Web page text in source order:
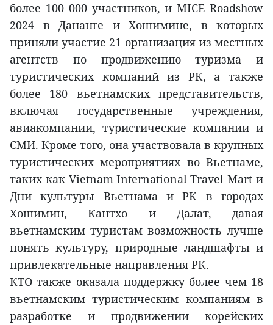
более 100 000 участников, и MICE Roadshow
2024 в Дананге и Хошимине, в которых
приняли участие 21 организация из местных
агентств по продвижению туризма и
туристических компаний из РК, а также
более 180 вьетнамских представительств,
включая государственные учреждения,
авиакомпании, туристические компании и
СМИ. Кроме того, она участвовала в крупных
туристических мероприятиях во Вьетнаме,
таких как Vietnam International Travel Mart и
Дни культуры Вьетнама и РК в городах
Хошимин, Кантхо и Далат, давая
вьетнамским туристам возможность лучше
понять культуру, природные ландшафты и
привлекательные направления РК.
КТО также оказала поддержку более чем 18
вьетнамским туристическим компаниям в
разработке и продвижении корейских